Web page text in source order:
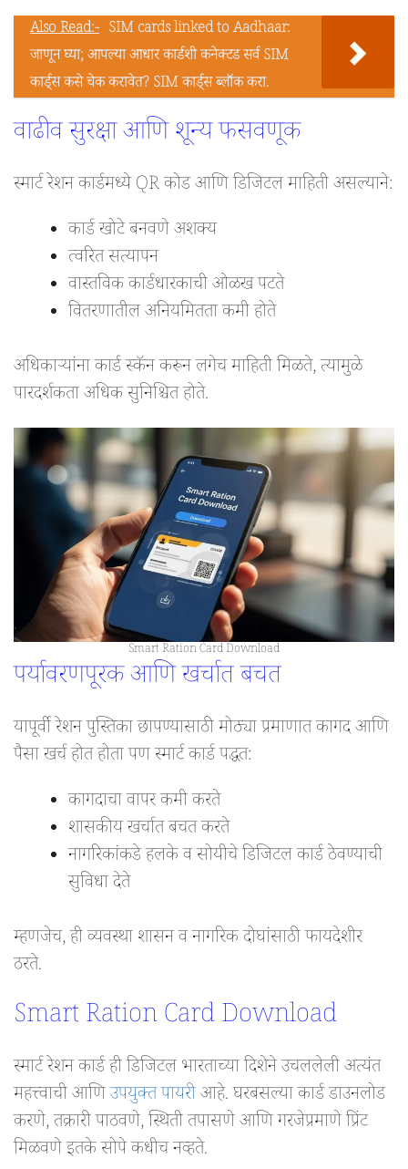
Also Read:- SIM cards linked to Aadhaar:
जाणून घ्या; आपल्या आधार कार्डशी कनेक्टड सर्व SIM
कार्ड्स कसे चेक करावेत? SIM कार्ड्स ब्लॉक करा.
वाढीव सुरक्षा आणि शून्य फसवणूक
स्मार्ट रेशन कार्डमध्ये QR कोड आणि डिजिटल माहिती असल्याने:
कार्ड खोटे बनवणे अशक्य
त्वरित सत्यापन
वास्तविक कार्डधारकाची ओळख पटते
वितरणातील अनियमितता कमी होते
अधिकाऱ्यांना कार्ड स्कॅन करून लगेच माहिती मिळते, त्यामुळे
पारदर्शकता अधिक सुनिश्चित होते.
Smart Ration Card Download
पर्यावरणपूरक आणि खर्चात बचत
यापूर्वी रेशन पुस्तिका छापण्यासाठी मोठ्या प्रमाणात कागद आणि
पैसा खर्च होत होता पण स्मार्ट कार्ड पद्धत:
कागदाचा वापर कमी करते
शासकीय खर्चात बचत करते
नागरिकांकडे हलके व सोयीचे डिजिटल कार्ड ठेवण्याची
सुविधा देते
म्हणजेच, ही व्यवस्था शासन व नागरिक दोघांसाठी फायदेशीर
ठरते.
Smart Ration Card Download
स्मार्ट रेशन कार्ड ही डिजिटल भारताच्या दिशेने उचललेली अत्यंत
महत्त्वाची आणिउपयुक्त पायरीआहे. घरबसल्या कार्ड डाउनलोड
करणे, तक्रारी पाठवणे, स्थिती तपासणे आणि गरजेप्रमाणे प्रिंट
मिळवणे इतके सोपे कधीच नव्हते.